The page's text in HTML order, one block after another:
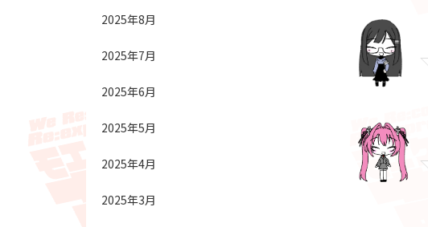
2025年8月
2025年7月
2025年6月
2025年5月
2025年4月
2025年3月